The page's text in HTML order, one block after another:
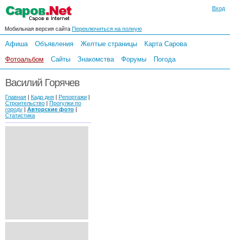
Вход
Мобильная версия сайта Переключиться на полную
Афиша Объявления Желтые страницы
Карта Сарова
Фотоальбом
Сайты Знакомства Форумы Погода
Василий Горячев
Главная | Кадр дня | Репортажи |
Строительство | Прогулки по
городу | Авторские фото |
Статистика